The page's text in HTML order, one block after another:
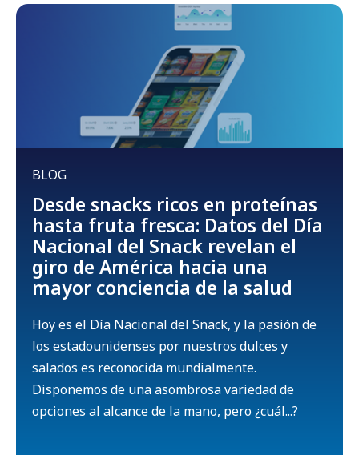
BLOG
Desde snacks ricos en proteínas
hasta fruta fresca: Datos del Día
Nacional del Snack revelan el
giro de América hacia una
mayor conciencia de la salud
Hoy es el Día Nacional del Snack, y la pasión de
los estadounidenses por nuestros dulces y
salados es reconocida mundialmente.
Disponemos de una asombrosa variedad de
opciones al alcance de la mano, pero ¿cuál...?